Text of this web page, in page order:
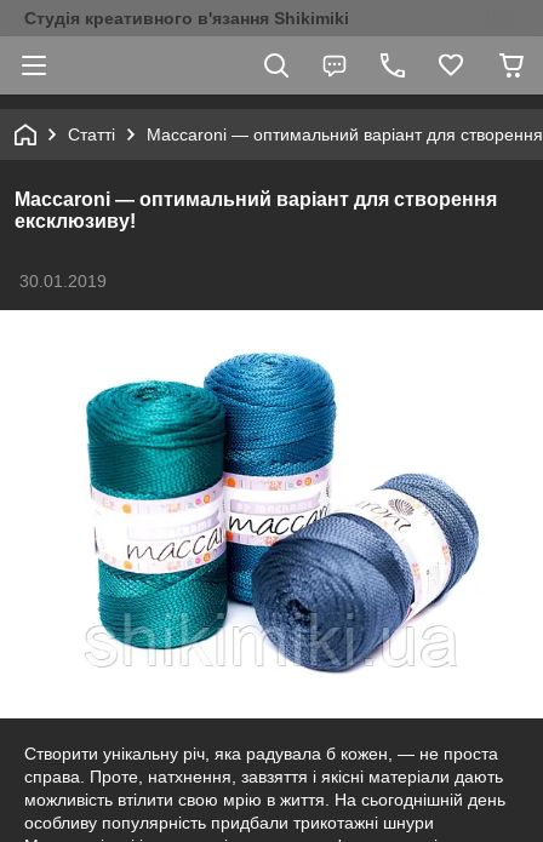
Студія креативного в'язання Shikimiki
Статті Maccaroni — оптимальний варіант для
Maccaroni — оптимальний варіант для створення
ексклюзиву!
30.01.2019
Створити унікальну річ, яка радувала б кожен, — не проста
справа. Проте, натхнення, завзяття і якісні матеріали дають
можливість втілити свою мрію в життя. На сьогоднішній день
особливу популярність придбали трикотажні шнури